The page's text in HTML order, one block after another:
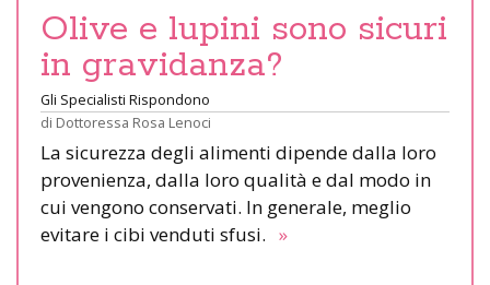
Olive e lupini sono sicuri
in gravidanza?
Gli Specialisti Rispondono
di Dottoressa Rosa Lenoci
La sicurezza degli alimenti dipende dalla loro
provenienza, dalla loro qualità e dal modo in
cui vengono conservati. In generale, meglio
evitare i cibi venduti sfusi. »